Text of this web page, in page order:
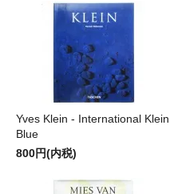
Yves Klein - International Klein
Blue
800円(内税)